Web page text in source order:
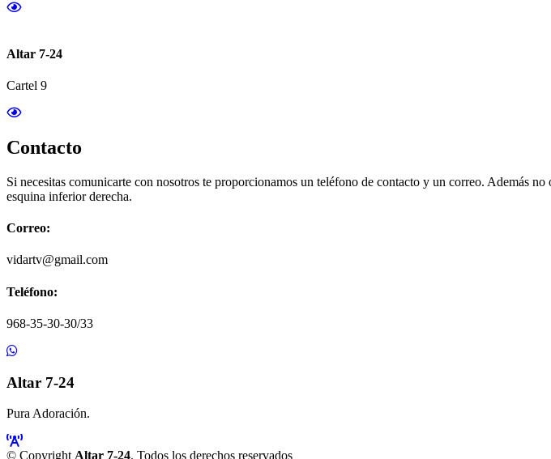
Altar 7-24
Cartel 9
Contacto
Si necesitas comunicarte con nosotros te proporcionamos un teléfono de contacto y un correo. Además
esquina inferior derecha.
Correo:
vidartv@gmail.com
Teléfono:
968-35-30-30/33
Altar 7-24
Pura Adoración.
© Copyright Altar 7-24. Todos los derechos reservados